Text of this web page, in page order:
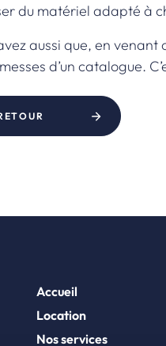
du matériel adapté à
aussi que, en
d’un catalogue.
Accueil
Location
Nos services